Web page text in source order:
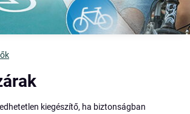
kiegészítő, ha biztonságban